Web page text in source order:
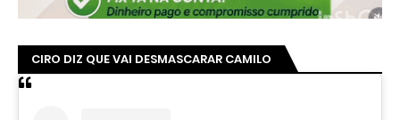
CIRO DIZ QUE VAI DESMASCARAR CAMILO